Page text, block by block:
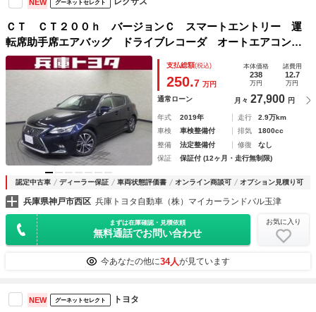
NEW グーネットセレクト
ＣＴ ＣＴ２００ｈ バージョンＣ スマートエントリー 運
転席助手席エアバッグ ドライブレコーダ オートエアコン
オートクルーズ Ｐシート ＤＶＤ再生可能 ＬＥＤライト
キーフリー ＴＶナビ パワーステアリング パワーウインド
支払総額(税込)
250.7 万円
本体価格
238
万円
諸費用
12.7
万円
通常ローン 月々 27,900 円
年式 2019年 走行
2.9万km
車検
車検整備付 排気
1800cc
整備
法定整備付 修復
なし
保証
保証付 (12ヶ月・走行無制限)
認定中古車 ディーラー保証 車両状態評価書 オンライン商談可 オプション見積り可
兵庫県神戸市西区 兵庫トヨタ自動車（株）マイカーランドバル玉津
まずは在庫確認・見積依頼
無料通話でお問い合わせ
お気に入り
今あなたの他に34人が見ています
NEW グーネットセレクト トヨタ